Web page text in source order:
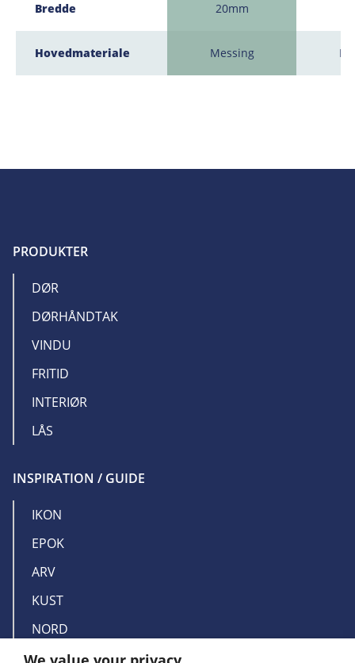
Bredde
Hovedmateriale
20mm
Messing
PRODUKTER
DØR
DØRHÅNDTAK
VINDU
FRITID
INTERIØR
LÅS
INSPIRATION / GUIDE
IKON
EPOK
ARV
KUST
NORD